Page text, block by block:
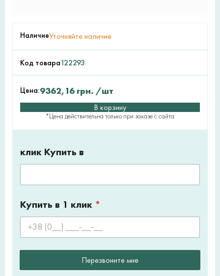
НаличиеУточняйте наличие
Код товара122293
Цена:9362,16 грн. /шт
В корзину
*Цена действительна только при заказе с сайта
клик Купить в
Купить в 1 клик *
Перезвоните мне